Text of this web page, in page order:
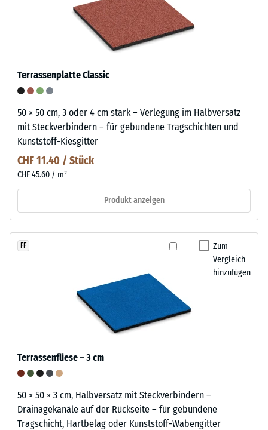
Terrassenplatte Classic
50 × 50 cm, 3 oder 4 cm stark – Verlegung im Halbversatz
mit Steckverbindern – für gebundene Tragschichten und
Kunststoff-Kiesgitter
CHF 11.40 / Stück
CHF 45.60 / m²
Produkt anzeigen
Zum
Vergleich
hinzufügen
FF
Terrassenfliese – 3 cm
50 × 50 × 3 cm, Halbversatz mit Steckverbindern –
Drainagekanäle auf der Rückseite – für gebundene
Tragschicht, Hartbelag oder Kunststoff-Wabengitter